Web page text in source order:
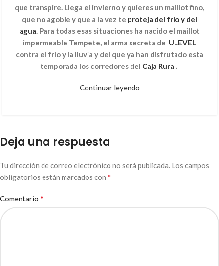
que transpire. Llega el invierno y quieres un maillot fino,
que no agobie y que a la vez te proteja del frío y del
agua . Para todas esas situaciones ha nacido el maillot
impermeable Tempete, el arma secreta de ULEVEL
contra el frío y la lluvia y del que ya han disfrutado esta
temporada los corredores del Caja Rural
Continuar leyendo
Deja una respuesta
Tu dirección de correo electrónico no será publicada. Los campos
obligatorios están marcados con *
Comentario *